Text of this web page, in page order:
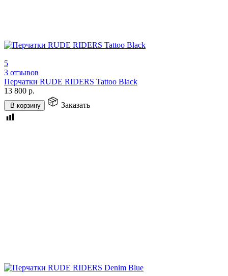
5
3 отзывов
Перчатки RUDE RIDERS Tattoo Black
13 800 р.
В корзину Заказать